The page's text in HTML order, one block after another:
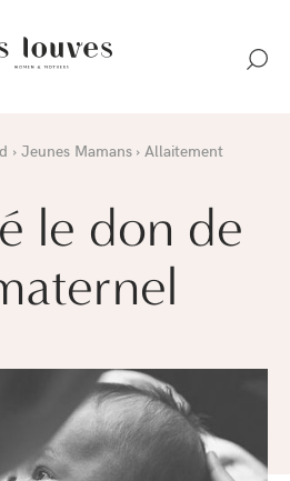
Jeunes Mamans Allaitement
le don de